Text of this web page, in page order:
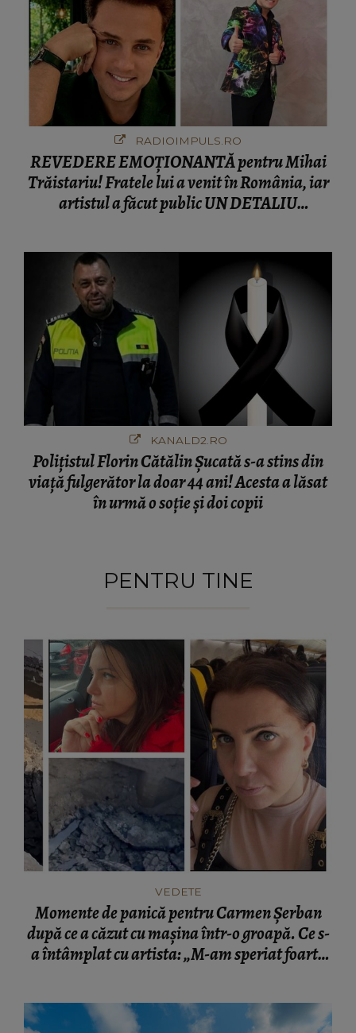
RADIOIMPULS.RO
REVEDERE EMOȚIONANTĂ pentru Mihai
Trăistariu! Fratele lui a venit în România, iar
artistul a făcut public UN DETALIU
KANALD2.RO
Polițistul Florin Cătălin Șucată s-a stins din
viață fulgerător la doar 44 ani! Acesta a lăsat
în urmă o soție și doi copii
PENTRU TINE
VEDETE
Momente de panică pentru Carmen Șerban
după ce a căzut cu mașina într-o groapă. Ce s-
a întâmplat cu artista: „M-am speriat foarte